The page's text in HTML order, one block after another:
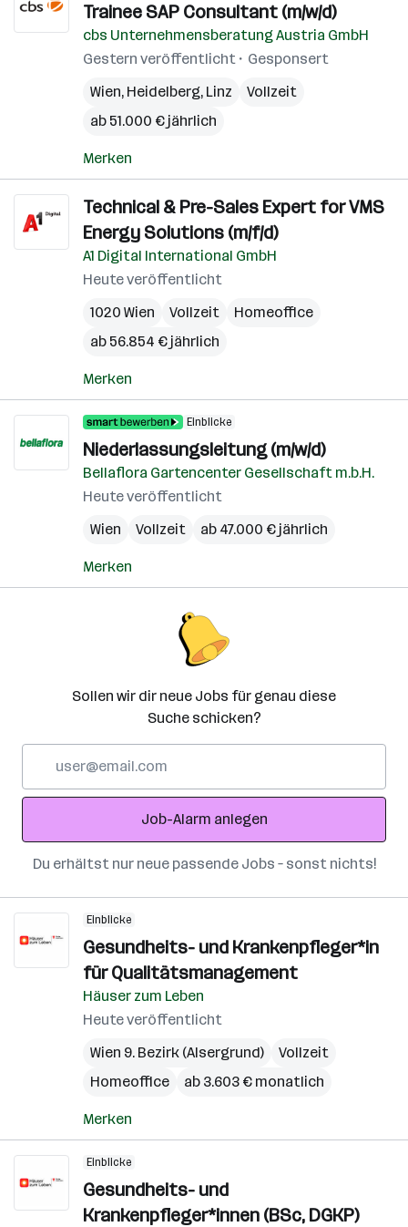
Trainee SAP Consultant (m/w/d)
cbs Unternehmensberatung Austria GmbH
Gestern veröffentlicht
Gesponsert
Wien, Heidelberg, Linz
Vollzeit
ab 51.000 € jährlich
Merken
Technical & Pre-Sales Expert for VMS
Energy Solutions (m/f/d)
A1 Digital International GmbH
Heute veröffentlicht
1020 Wien
Vollzeit
Homeoffice
ab 56.854 € jährlich
Merken
Einblicke
Niederlassungsleitung (m/w/d)
Bellaflora Gartencenter Gesellschaft m.b.H.
Heute veröffentlicht
Wien
Vollzeit ab 47.000 € jährlich
Merken
Sollen wir dir neue Jobs für genau diese
Suche schicken?
Adresse
Job-Alarm anlegen
Du erhältst nur neue passende Jobs – sonst nichts!
Einblicke
Gesundheits- und Krankenpfleger*in
für Qualitätsmanagement
Häuser zum Leben
Heute veröffentlicht
Wien 9. Bezirk (Alsergrund)
Vollzeit
Homeoffice
ab 3.603 € monatlich
Merken
Einblicke
Gesundheits- und
Krankenpfleger*innen (BSc, DGKP)